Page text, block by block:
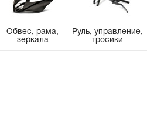
Обвес, рама,
зеркала
Руль, управление,
тросики